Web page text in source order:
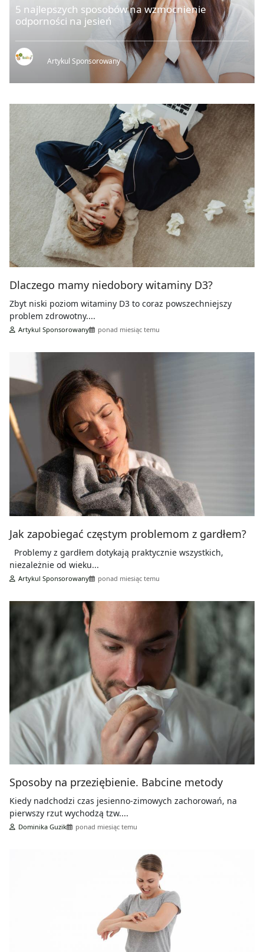
5 najlepszych sposobów na wzmocnienie
odporności na jesień
Artykul Sponsorowany
Dlaczego mamy niedobory witaminy D3?
Zbyt niski poziom witaminy D3 to coraz powszechniejszy
problem zdrowotny....
Artykul Sponsorowany ponad miesiąc temu
Jak zapobiegać częstym problemom z gardłem?
Problemy z gardłem dotykają praktycznie wszystkich,
niezależnie od wieku...
Artykul Sponsorowany ponad miesiąc temu
Sposoby na przeziębienie. Babcine metody
Kiedy nadchodzi czas jesienno-zimowych zachorowań, na
pierwszy rzut wychodzą tzw....
Dominika Guzik ponad miesiąc temu